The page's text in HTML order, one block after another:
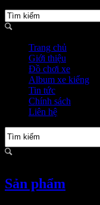
Trang chủ
Giới thiệu
Đồ chơi xe
Album xe kiểng
Tin tức
Chính sách
Liên hệ
Sản phẩm